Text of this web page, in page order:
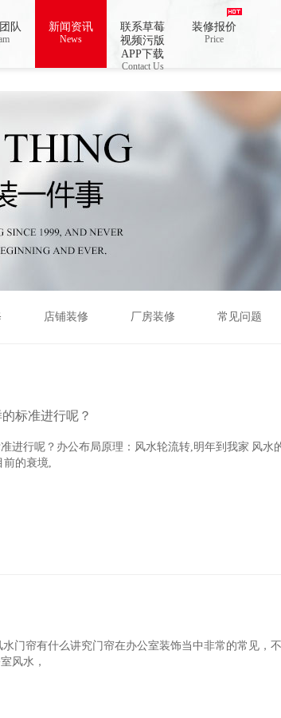
莓视频色免费
队 新闻资讯
News
联系草莓
视频污版
APP下载
Contact Us
装修报价
Price
店铺装修 厂房装修 常见问题
进行呢？
呢？办公布局原理：风水轮流转,明年到我家 风水
前的衰境,
帘有什么讲究门帘在办公室装饰当中非常的常见，不
水，